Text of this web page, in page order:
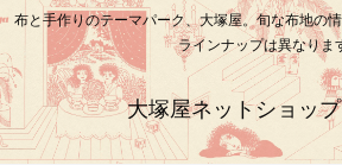
布と手作りのテーマパーク、大塚屋。旬な布地の
ラインナップは異なりま
大塚屋ネットショッ